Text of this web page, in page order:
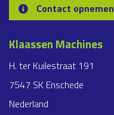
Contact opnemen
Klaassen Machines
H. ter Kuilestraat 191
7547 SK Enschede
Nederland